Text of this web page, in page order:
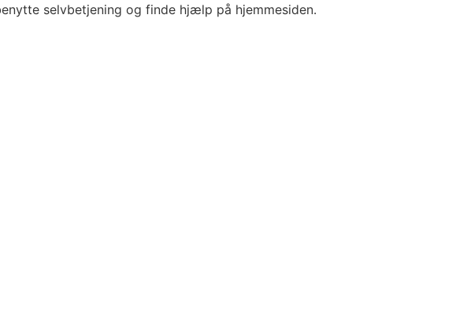
selvbetjening og finde hjælp på hjemmesiden.